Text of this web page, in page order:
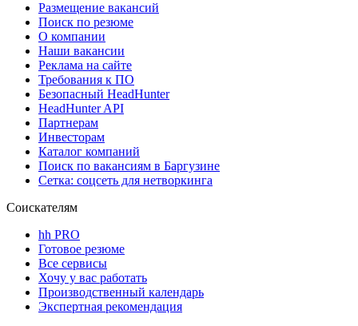
Размещение вакансий
Поиск по резюме
О компании
Наши вакансии
Реклама на сайте
Требования к ПО
Безопасный HeadHunter
HeadHunter API
Партнерам
Инвесторам
Каталог компаний
Поиск по вакансиям в Баргузине
Сетка: соцсеть для нетворкинга
Соискателям
hh PRO
Готовое резюме
Все сервисы
Хочу у вас работать
Производственный календарь
Экспертная рекомендация